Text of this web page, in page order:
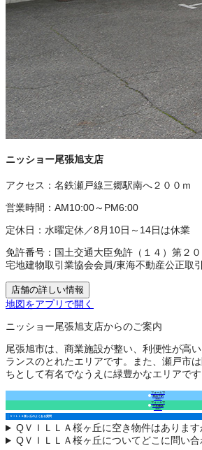
ニッショー尾張旭支店
アクセス： 名鉄瀬戸線三郷駅南へ２００ｍ
営業時間： AM10:00～PM6:00
定休日： 水曜定休／8月10日～14日は休業
免許番号： 国土交通大臣免許（１４）第２
宅地建物取引業協会会員/東海不動産公正取
店舗の詳しい情報
地図をアプリで開く
ニッショー尾張旭支店からのご案内
尾張旭市は、商業施設が整い、利便性が高
ランスのとれたエリアです。また、瀬戸市
ちとして有名でなうえに緑豊かなエリアです
フォームで
来店予約
（無料）
フォームで
空室確認
（無料）
ＶＩＬＬＡ桜ヶ丘のよくある質問
QＶＩＬＬＡ桜ヶ丘に空き物件はあります
QＶＩＬＬＡ桜ヶ丘についてどこに問い